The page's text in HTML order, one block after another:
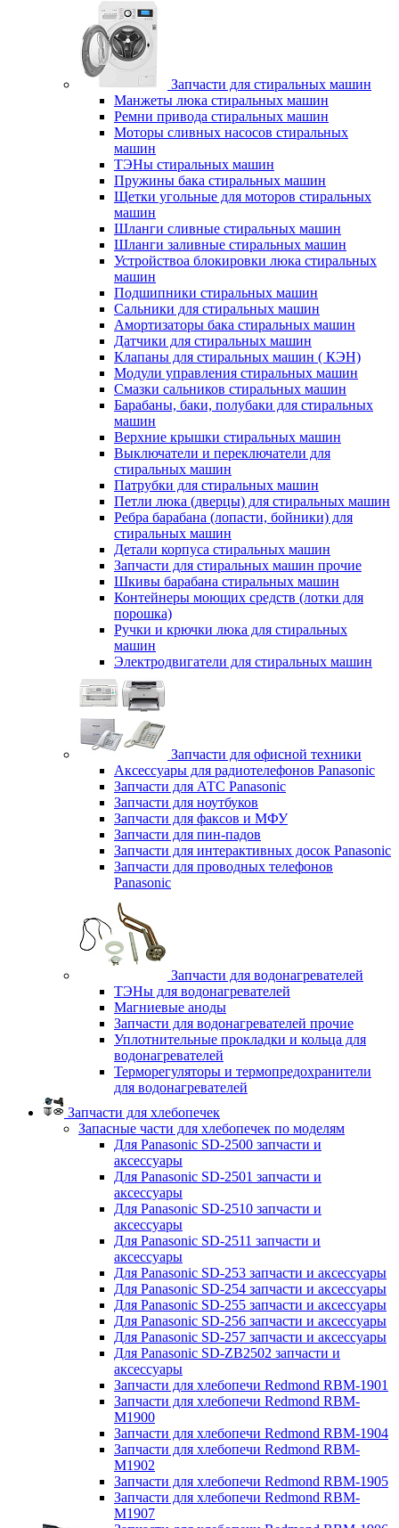
Запчасти для стиральных машин
Манжеты люка стиральных машин
Ремни привода стиральных машин
Моторы сливных насосов стиральных
машин
ТЭНы стиральных машин
Пружины бака стиральных машин
Щетки угольные для моторов стиральных
машин
Шланги сливные стиральных машин
Шланги заливные стиральных машин
Устройствоа блокировки люка стиральных
машин
Подшипники стиральных машин
Сальники для стиральных машин
Амортизаторы бака стиральных машин
Датчики для стиральных машин
Клапаны для стиральных машин ( КЭН)
Модули управления стиральных машин
Смазки сальников стиральных машин
Барабаны, баки, полубаки для стиральных
машин
Верхние крышки стиральных машин
Выключатели и переключатели для
стиральных машин
Патрубки для стиральных машин
Петли люка (дверцы) для стиральных машин
Ребра барабана (лопасти, бойники) для
стиральных машин
Детали корпуса стиральных машин
Запчасти для стиральных машин прочие
Шкивы барабана стиральных машин
Контейнеры моющих средств (лотки для
порошка)
Ручки и крючки люка для стиральных
машин
Электродвигатели для стиральных машин
Запчасти для офисной техники
Аксессуары для радиотелефонов Panasonic
Запчасти для АТС Panasonic
Запчасти для ноутбуков
Запчасти для факсов и МФУ
Запчасти для пин-падов
Запчасти для интерактивных досок Panasonic
Запчасти для проводных телефонов
Panasonic
Запчасти для водонагревателей
ТЭНы для водонагревателей
Магниевые аноды
Запчасти для водонагревателей прочие
Уплотнительные прокладки и кольца для
водонагревателей
Терморегуляторы и термопредохранители
для водонагревателей
Запчасти для хлебопечек
Запасные части для хлебопечек по моделям
Для Panasonic SD-2500 запчасти и
аксессуары
Для Panasonic SD-2501 запчасти и
аксессуары
Для Panasonic SD-2510 запчасти и
аксессуары
Для Panasonic SD-2511 запчасти и
аксессуары
Для Panasonic SD-253 запчасти и аксессуары
Для Panasonic SD-254 запчасти и аксессуары
Для Panasonic SD-255 запчасти и аксессуары
Для Panasonic SD-256 запчасти и аксессуары
Для Panasonic SD-257 запчасти и аксессуары
Для Panasonic SD-ZB2502 запчасти и
аксессуары
Запчасти для хлебопечи Redmond RBM-1901
Запчасти для хлебопечи Redmond RBM-
M1900
Запчасти для хлебопечи Redmond RBM-1904
Запчасти для хлебопечи Redmond RBM-
M1902
Запчасти для хлебопечи Redmond RBM-1905
Запчасти для хлебопечи Redmond RBM-
M1907